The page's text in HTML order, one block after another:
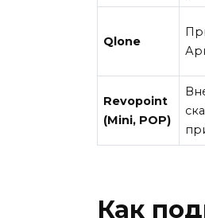
Qlone
Revopoint
(Mini, POP)
Как